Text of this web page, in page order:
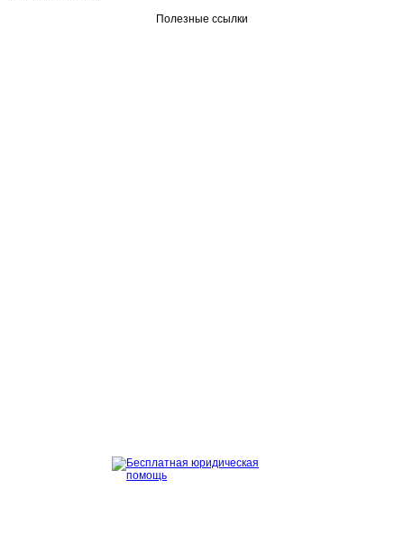
Полезные ссылки